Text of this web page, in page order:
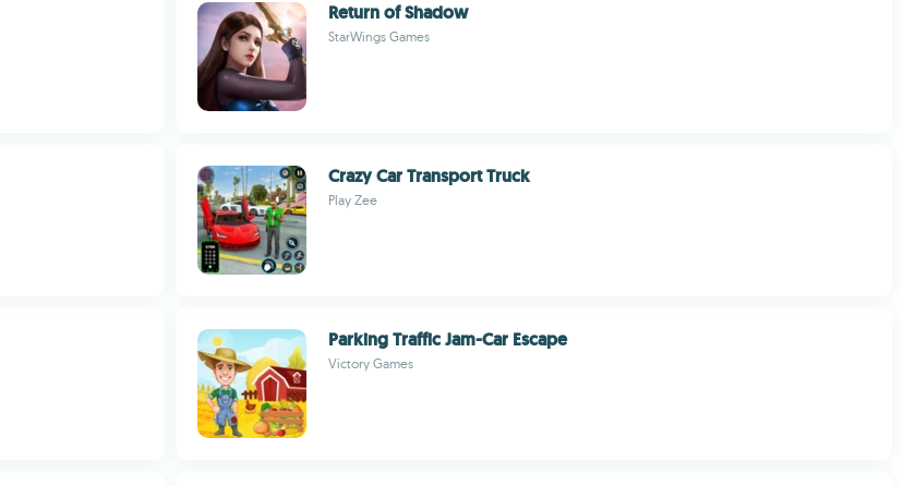
Return of Shadow
StarWings Games
Crazy Car Transport Truck
Play Zee
Parking Traffic Jam-Car Escape
Victory Games